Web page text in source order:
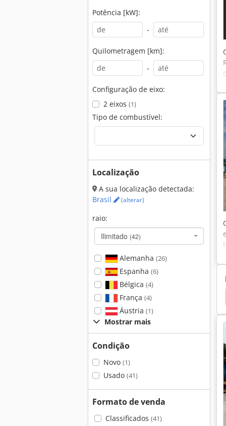
Potência [kW]:
-
Quilometragem [km]:
-
Configuração de eixo:
2 eixos (1)
Tipo de combustível:
Localização
A sua localização detectada:
Brasil
(alterar)
raio:
Ilimitado (42)
Alemanha (26)
Espanha (6)
Bélgica (4)
França (4)
Áustria (1)
Mostrar mais
Condição
Novo (1)
Usado (41)
Formato de venda
Classificados (41)
Hamm 3518